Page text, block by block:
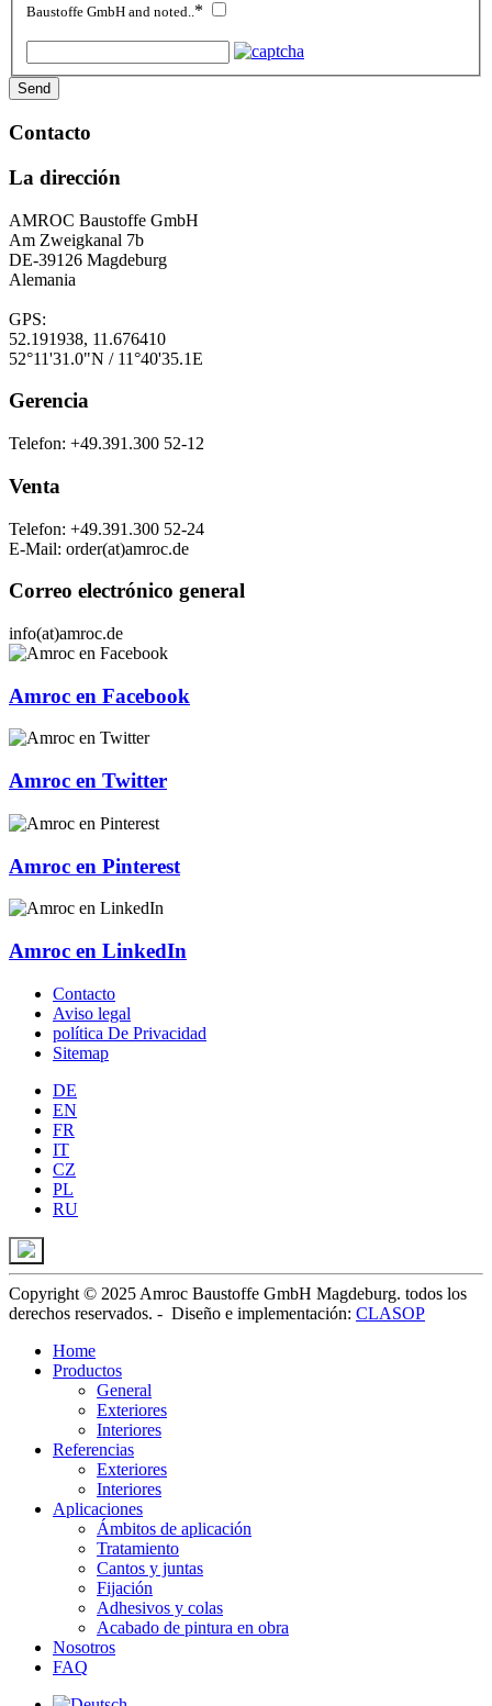
Baustoffe GmbH and noted..*
Send
Contacto
La dirección
AMROC Baustoffe GmbH
Am Zweigkanal 7b
DE-39126 Magdeburg
Alemania
GPS:
52.191938, 11.676410
52°11'31.0"N / 11°40'35.1E
Gerencia
Telefon: +49.391.300 52-12
Venta
Telefon: +49.391.300 52-24
E-Mail: order(at)amroc.de
Correo electrónico general
info(at)amroc.de
Amroc en Facebook
Amroc en Twitter
Amroc en Pinterest
Amroc en LinkedIn
Contacto
Aviso legal
política De Privacidad
Sitemap
DE
EN
FR
IT
CZ
PL
RU
Copyright © 2025 Amroc Baustoffe GmbH Magdeburg. todos los
derechos reservados. - Diseño e implementación: CLASOP
Home
Productos
General
Exteriores
Interiores
Referencias
Exteriores
Interiores
Aplicaciones
Ámbitos de aplicación
Tratamiento
Cantos y juntas
Fijación
Adhesivos y colas
Acabado de pintura en obra
Nosotros
FAQ